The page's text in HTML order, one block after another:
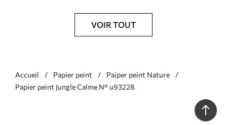
VOIR TOUT
Accueil Papier peint
Paiper peint Nature
Papier peint Jungle Calme N° u93228